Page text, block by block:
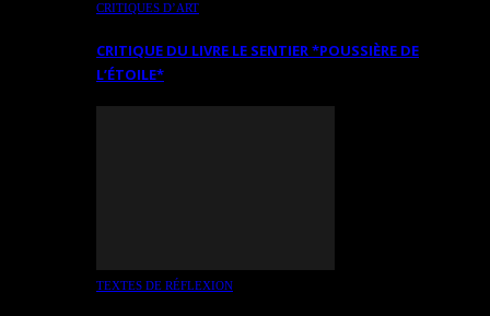
CRITIQUES D’ART
CRITIQUE DU LIVRE LE SENTIER *POUSSIÈRE DE
L’ÉTOILE*
TEXTES DE RÉFLEXION